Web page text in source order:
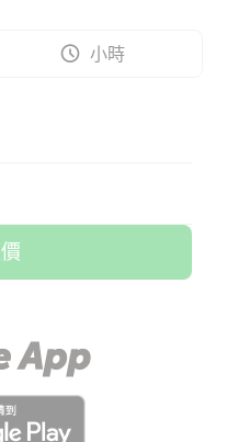
小時